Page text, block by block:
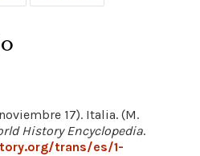
17). Italia. (M.
History Encyclopedia.
trans/es/1-